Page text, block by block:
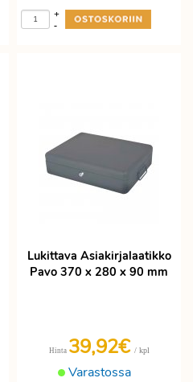
-
+
Lukittava Asiakirjalaatikko
Pavo 370 x 280 x 90 mm
Varastossa
Hinta 39,92€ / kpl